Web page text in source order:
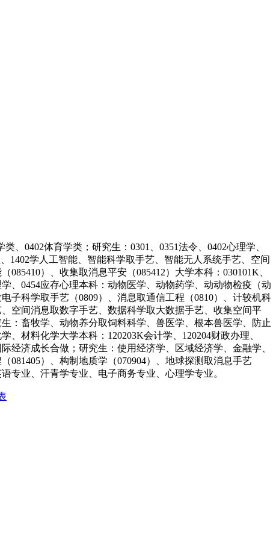
0402体育学类；研究生：0301、0351法令、0402心理学、
1402学人工智能、智能科学取手艺、智能无人系统手艺、空间
）、收集取消息平安（085412）大学本科：030101K、
、0454应存心理本科：动物医学、动物药学、动动物检疫（动
子科学取手艺（0809）、消息取通信工程（0810）、计较机科
空间消息取数字手艺、数据科学取大数据手艺、收集空间平
：畜牧学、动物养分取饲料科学、兽医学、根本兽医学、防止
材料化学大学本科：120203K会计学、120204财政办理、
经济成长合做；研究生：使用经济学、区域经济学、金融学、
081405）、构制地质学（070904）、地球探测取消息手艺
专业、汗青学专业、电子商务专业、心理学专业。